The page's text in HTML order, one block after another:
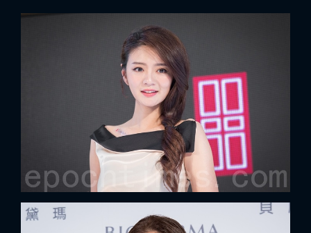
x
ĐĂNG NHẬP